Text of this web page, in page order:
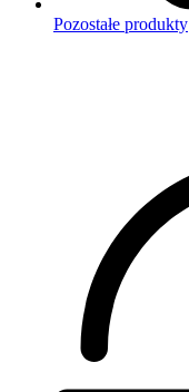
Pozostałe produkty